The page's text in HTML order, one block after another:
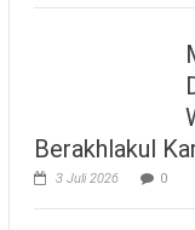
Berakhlakul
3 Juli 2026 0